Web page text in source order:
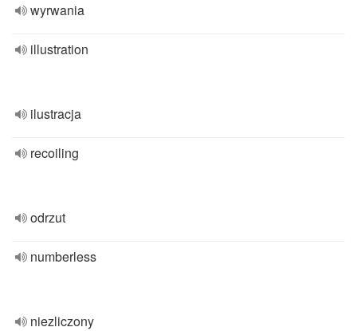
wyrwania
illustration
ilustracja
recoiling
odrzut
numberless
niezliczony